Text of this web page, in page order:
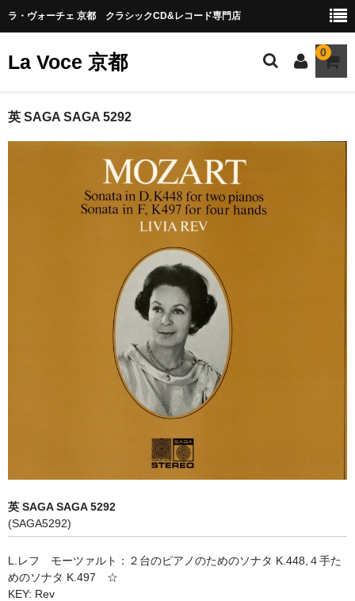
ラ・ヴォーチェ 京都 クラシックCD&レコード専門店
La Voce 京都 0
CATALOG LP
交響曲・管弦楽曲
CD&BOOK
PICK UP
ORDER
英 SAGA SAGA 5292
英 SAGA SAGA 5292
(SAGA5292)
L.レフ モーツァルト：２台のピアノのためのソナタ K.448,４手た
めのソナタ K.497 ☆
KEY: Rev